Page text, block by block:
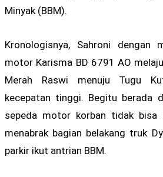
Minyak (BBM).
Kronologisnya, Sahroni dengan
motor Karisma BD 6791 AO
Merah Raswi menuju Tugu
kecepatan tinggi. Begitu berada
sepeda motor korban tidak bisa
menabrak bagian belakang truk
parkir ikut antrian BBM.